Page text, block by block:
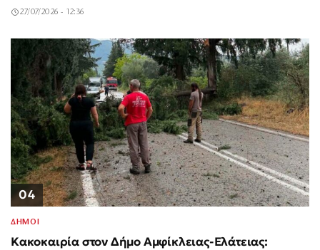
27/07/2026 - 12:36
04
ΔΗΜΟΙ
Κακοκαιρία στον Δήμο Αμφίκλειας-Ελάτειας: